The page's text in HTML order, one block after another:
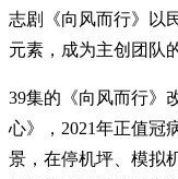
志剧《向风而行》以
元素，成为主创团队
39集的《向风而行》
心》，2021年正值冠
景，在停机坪、模拟